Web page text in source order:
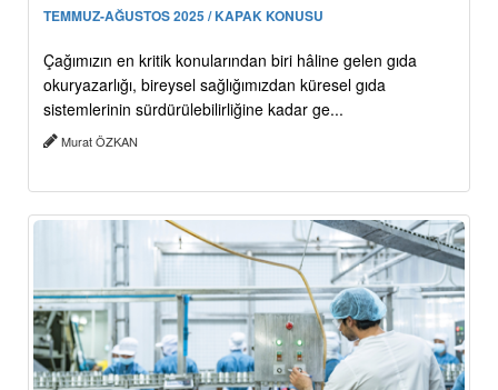
TEMMUZ-AĞUSTOS 2025 / KAPAK KONUSU
Çağımızın en kritik konularından biri hâline gelen gıda
okuryazarlığı, bireysel sağlığımızdan küresel gıda
sistemlerinin sürdürülebilirliğine kadar ge...
Murat ÖZKAN